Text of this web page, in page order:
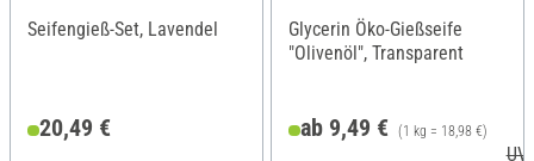
Seifengieß-Set, Lavendel
20,49 €
Glycerin Öko-Gießseife
"Olivenöl", Transparent
ab 9,49 € (1 kg = 18,98 €)